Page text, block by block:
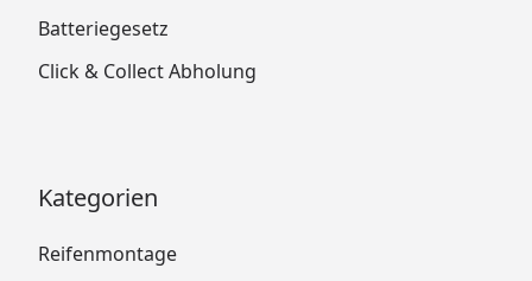
Batteriegesetz
Click & Collect Abholung
Kategorien
Reifenmontage